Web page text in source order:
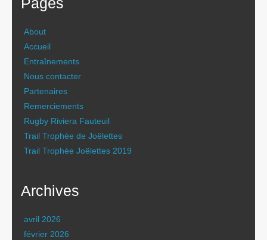
Pages
About
Accueil
Entraînements
Nous contacter
Partenaires
Remerciements
Rugby Riviera Fauteuil
Trail Trophée de Joëlettes
Trail Trophée Joëlettes 2019
Archives
avril 2026
février 2026